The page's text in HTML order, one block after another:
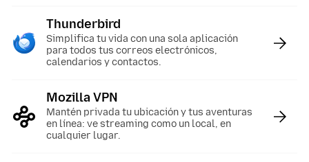
Thunderbird
Simplifica tu vida con una sola aplicación
para todos tus correos electrónicos,
calendarios y contactos.
Mozilla VPN
Mantén privada tu ubicación y tus aventuras
en línea: ve streaming como un local, en
cualquier lugar.